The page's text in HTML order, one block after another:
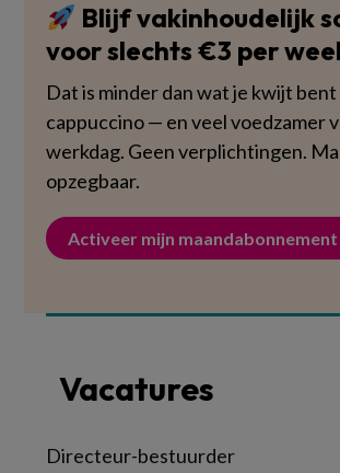
Blijf vakinhoudelijk
voor slechts €3 per
Dat is minder dan wat je kwijt bent
cappuccino — en veel voedzamer
werkdag. Geen verplichtingen.
opzegbaar.
Activeer mijn maandabonnement
Vacatures
Directeur-bestuurder